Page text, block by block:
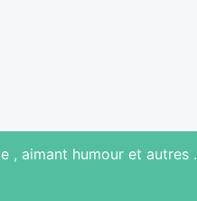
, aimant humour et autres .